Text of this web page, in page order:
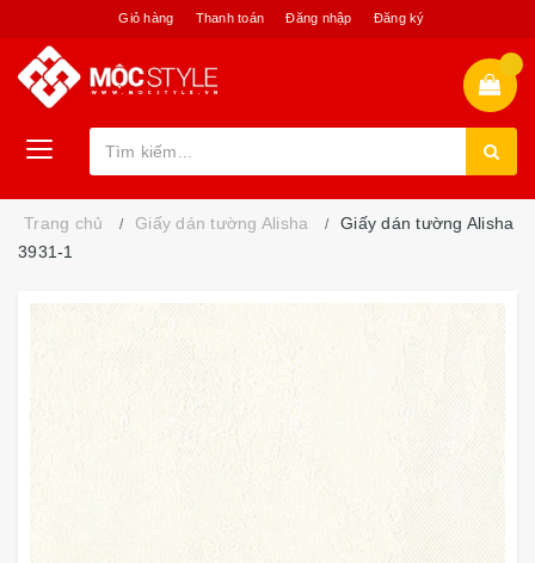
Giỏ hàng Thanh toán Đăng nhập Đăng ký
Trang chủ Giấy dán tường Alisha
Giấy dán tường Alisha
3931-1